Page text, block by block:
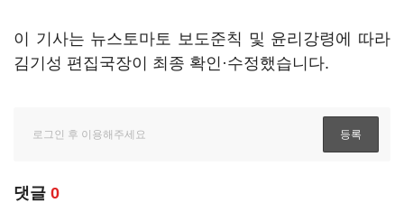
이 기사는 뉴스토마토 보도준칙 및 윤리강령에 따라
김기성 편집국장이 최종 확인·수정했습니다.
댓글 0